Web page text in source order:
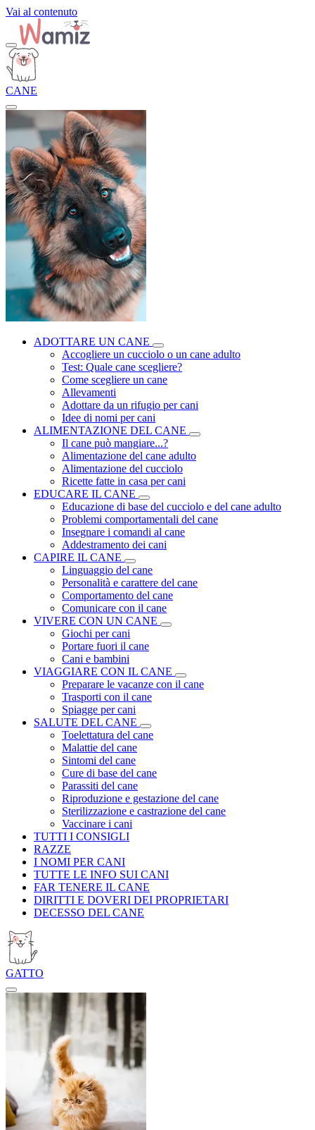
Vai al contenuto
CANE
ADOTTARE UN CANE
Accogliere un cucciolo o un cane adulto
Test: Quale cane scegliere?
Come scegliere un cane
Allevamenti
Adottare da un rifugio per cani
Idee di nomi per cani
ALIMENTAZIONE DEL CANE
Il cane può mangiare...?
Alimentazione del cane adulto
Alimentazione del cucciolo
Ricette fatte in casa per cani
EDUCARE IL CANE
Educazione di base del cucciolo e del cane adulto
Problemi comportamentali del cane
Insegnare i comandi al cane
Addestramento dei cani
CAPIRE IL CANE
Linguaggio del cane
Personalità e carattere del cane
Comportamento del cane
Comunicare con il cane
VIVERE CON UN CANE
Giochi per cani
Portare fuori il cane
Cani e bambini
VIAGGIARE CON IL CANE
Preparare le vacanze con il cane
Trasporti con il cane
Spiagge per cani
SALUTE DEL CANE
Toelettatura del cane
Malattie del cane
Sintomi del cane
Cure di base del cane
Parassiti del cane
Riproduzione e gestazione del cane
Sterilizzazione e castrazione del cane
Vaccinare i cani
TUTTI I CONSIGLI
RAZZE
I NOMI PER CANI
TUTTE LE INFO SUI CANI
FAR TENERE IL CANE
DIRITTI E DOVERI DEI PROPRIETARI
DECESSO DEL CANE
GATTO